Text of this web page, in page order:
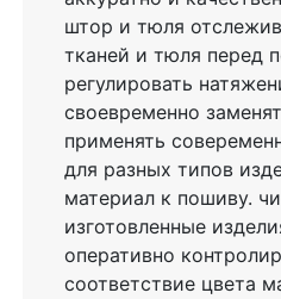
штор и тюля
тканей и тюля перед
регулировать
своевременно
применять
для разных типов
материал к пошиву.
изготовленные
оперативно
соответствие цвета